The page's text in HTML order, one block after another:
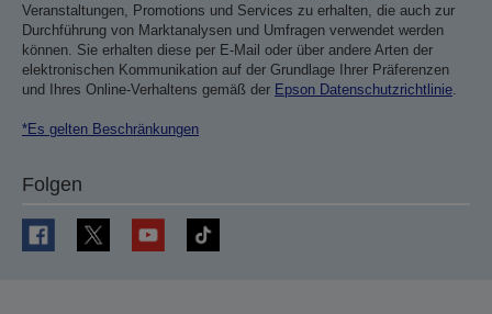
Veranstaltungen, Promotions und Services zu erhalten, die auch zur
Durchführung von Marktanalysen und Umfragen verwendet werden
können. Sie erhalten diese per E-Mail oder über andere Arten der
elektronischen Kommunikation auf der Grundlage Ihrer Präferenzen
und Ihres Online-Verhaltens gemäß der Epson Datenschutzrichtlinie.
*Es gelten Beschränkungen
Folgen